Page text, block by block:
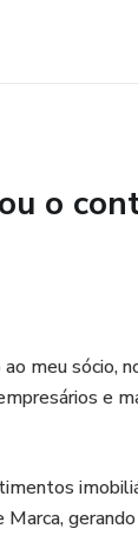
visual pessoal
os
o
meu sócio,
e